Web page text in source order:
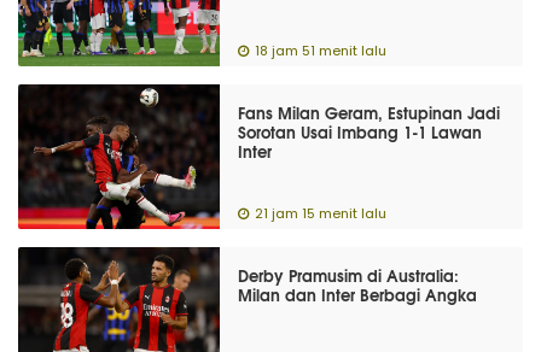
18 jam 51 menit lalu
Fans Milan Geram, Estupinan Jadi
Sorotan Usai Imbang 1-1 Lawan
Inter
21 jam 15 menit lalu
Derby Pramusim di Australia:
Milan dan Inter Berbagi Angka